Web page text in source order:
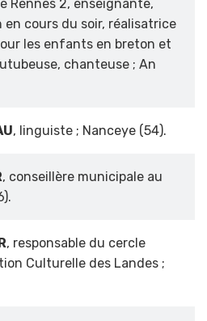
Rennes 2, enseignante,
cours du soir, réalisatrice
les enfants en breton et
chanteuse ; An
, linguiste ; Nanceye (54).
, conseillère municipale au
, responsable du cercle
Culturelle des Landes ;